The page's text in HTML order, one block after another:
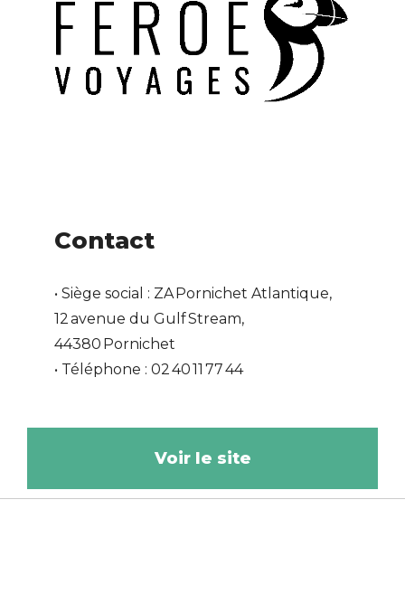
Contact
• Siège social : ZA Pornichet Atlantique,
12 avenue du Gulf Stream,
44380 Pornichet
• Téléphone : 02 40 11 77 44
Voir le site